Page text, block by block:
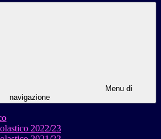
Menu di
navigazione
2022/23